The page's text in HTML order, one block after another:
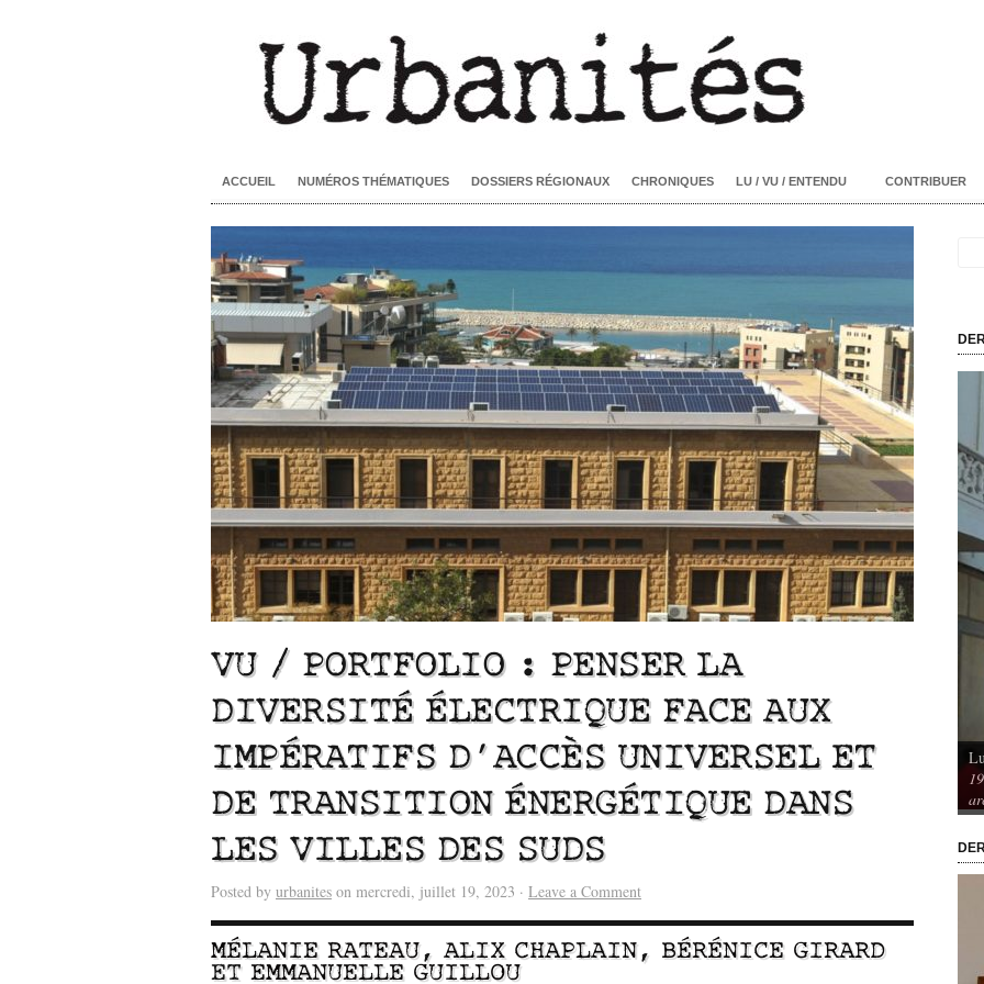
ACCUEIL NUMÉROS THÉMATIQUES DOSSIERS RÉGIONAUX CHRONIQUES LU / VU / ENTENDU CONTRIBUER
VU / PORTFOLIO : PENSER LA
DIVERSITÉ ÉLECTRIQUE FACE AUX
IMPÉRATIFS D’ACCÈS UNIVERSEL ET
DE TRANSITION ÉNERGÉTIQUE DANS
LES VILLES DES SUDS
Posted by urbanites on mercredi, juillet 19, 2023 · Leave a Comment
MÉLANIE RATEAU, ALIX CHAPLAIN, BÉRÉNICE GIRARD
ET EMMANUELLE GUILLOU
Sous le feu du numérique. Spatialités et
énergie des data centers
Vu / Les pavillons Prouvé de Tourcoing,
années 1950